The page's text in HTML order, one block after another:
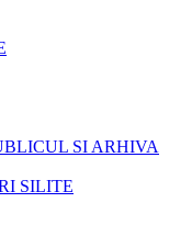
SI ARHIVA
SILITE